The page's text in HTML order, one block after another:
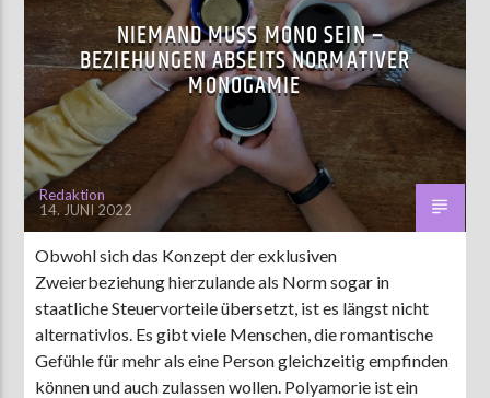
PRANGIN' OUT
THE STREETS FEAT. PETE DOHERTY
AKTUELLE SENDUNG
MOEBIUS
00:00 09:00
ZU HÖREN IN Münster 90,9 MHz Steinfurt103,9 MHz
NIEMAND MUSS MONO SEIN –
BEZIEHUNGEN ABSEITS NORMATIVER
MONOGAMIE
Redaktion
14. JUNI 2022
Obwohl sich das Konzept der exklusiven
Zweierbeziehung hierzulande als Norm sogar in
staatliche Steuervorteile übersetzt, ist es längst nicht
alternativlos. Es gibt viele Menschen, die romantische
Gefühle für mehr als eine Person gleichzeitig empfinden
können und auch zulassen wollen. Polyamorie ist ein